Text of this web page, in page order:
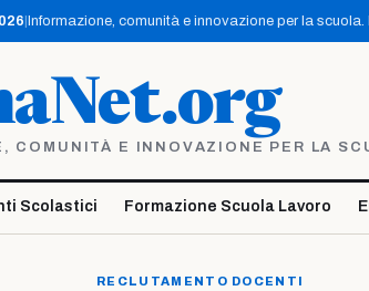
Informazione, comunità e innovazione per la
COMUNITÀ E INNOVAZIONE PER LA
Scolastici Formazione Scuola Lavoro
RECLUTAMENTO DOCENTI